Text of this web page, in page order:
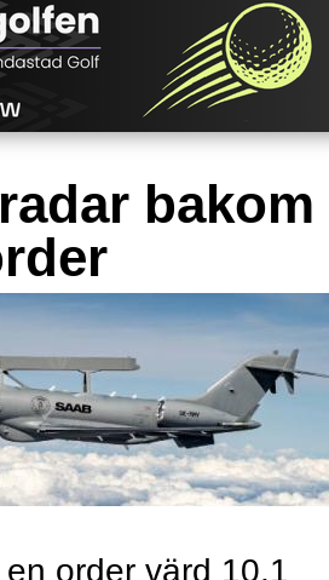
bakom
order värd 10,1